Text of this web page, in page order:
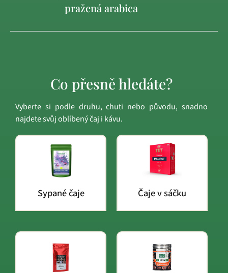
pražená arabica
Co přesně hledáte?
Vyberte si podle druhu, chuti nebo původu, snadno
najdete svůj oblíbený čaj i kávu.
Sypané čaje Čaje v sáčku